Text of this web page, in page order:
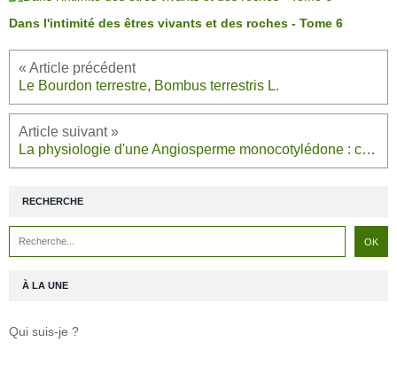
Dans l'intimité des êtres vivants et des roches - Tome 6
Le Bourdon terrestre, Bombus terrestris L.
La physiologie d'une Angiosperme monocotylédone : cas du Maïs, Zea mays L.
RECHERCHE
À LA UNE
Qui suis-je ?